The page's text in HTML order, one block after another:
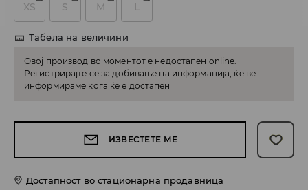
XS S M L
Табела на величини
Овој производ во моментот е недостапен online.
Регистрирајте се за добивање на информација, ќе ве
информираме кога ќе е достапен
ИЗВЕСТЕТЕ МЕ
Достапност во стационарна продавница